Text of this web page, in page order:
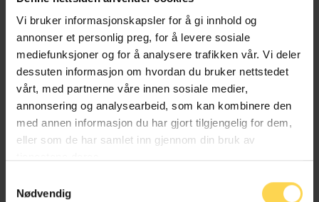
Vi bruker informasjonskapsler for å gi innhold og
annonser et personlig preg, for å levere sosiale
mediefunksjoner og for å analysere trafikken vår. Vi deler
dessuten informasjon om hvordan du bruker nettstedet
vårt, med partnerne våre innen sosiale medier,
annonsering og analysearbeid, som kan kombinere den
med annen informasjon du har gjort tilgjengelig for dem,
eller som de har samlet inn gjennom din bruk av
Nødvendig
Imran Haider
Trygderett og pensjonsrett